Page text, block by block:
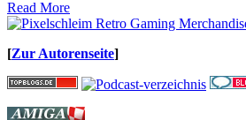
Read More
[Zur Autorenseite]